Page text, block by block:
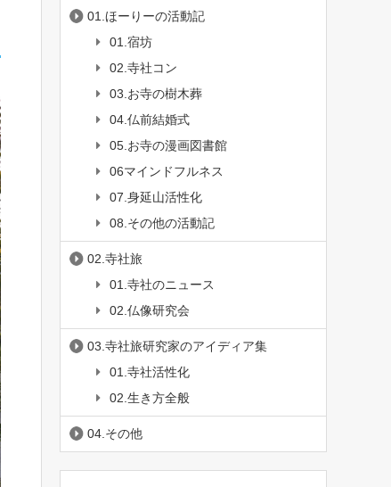
01.ほーりーの活動記
01.宿坊
02.寺社コン
03.お寺の樹木葬
04.仏前結婚式
05.お寺の漫画図書館
06マインドフルネス
07.身延山活性化
08.その他の活動記
02.寺社旅
01.寺社のニュース
02.仏像研究会
03.寺社旅研究家のアイディア集
01.寺社活性化
02.生き方全般
04.その他